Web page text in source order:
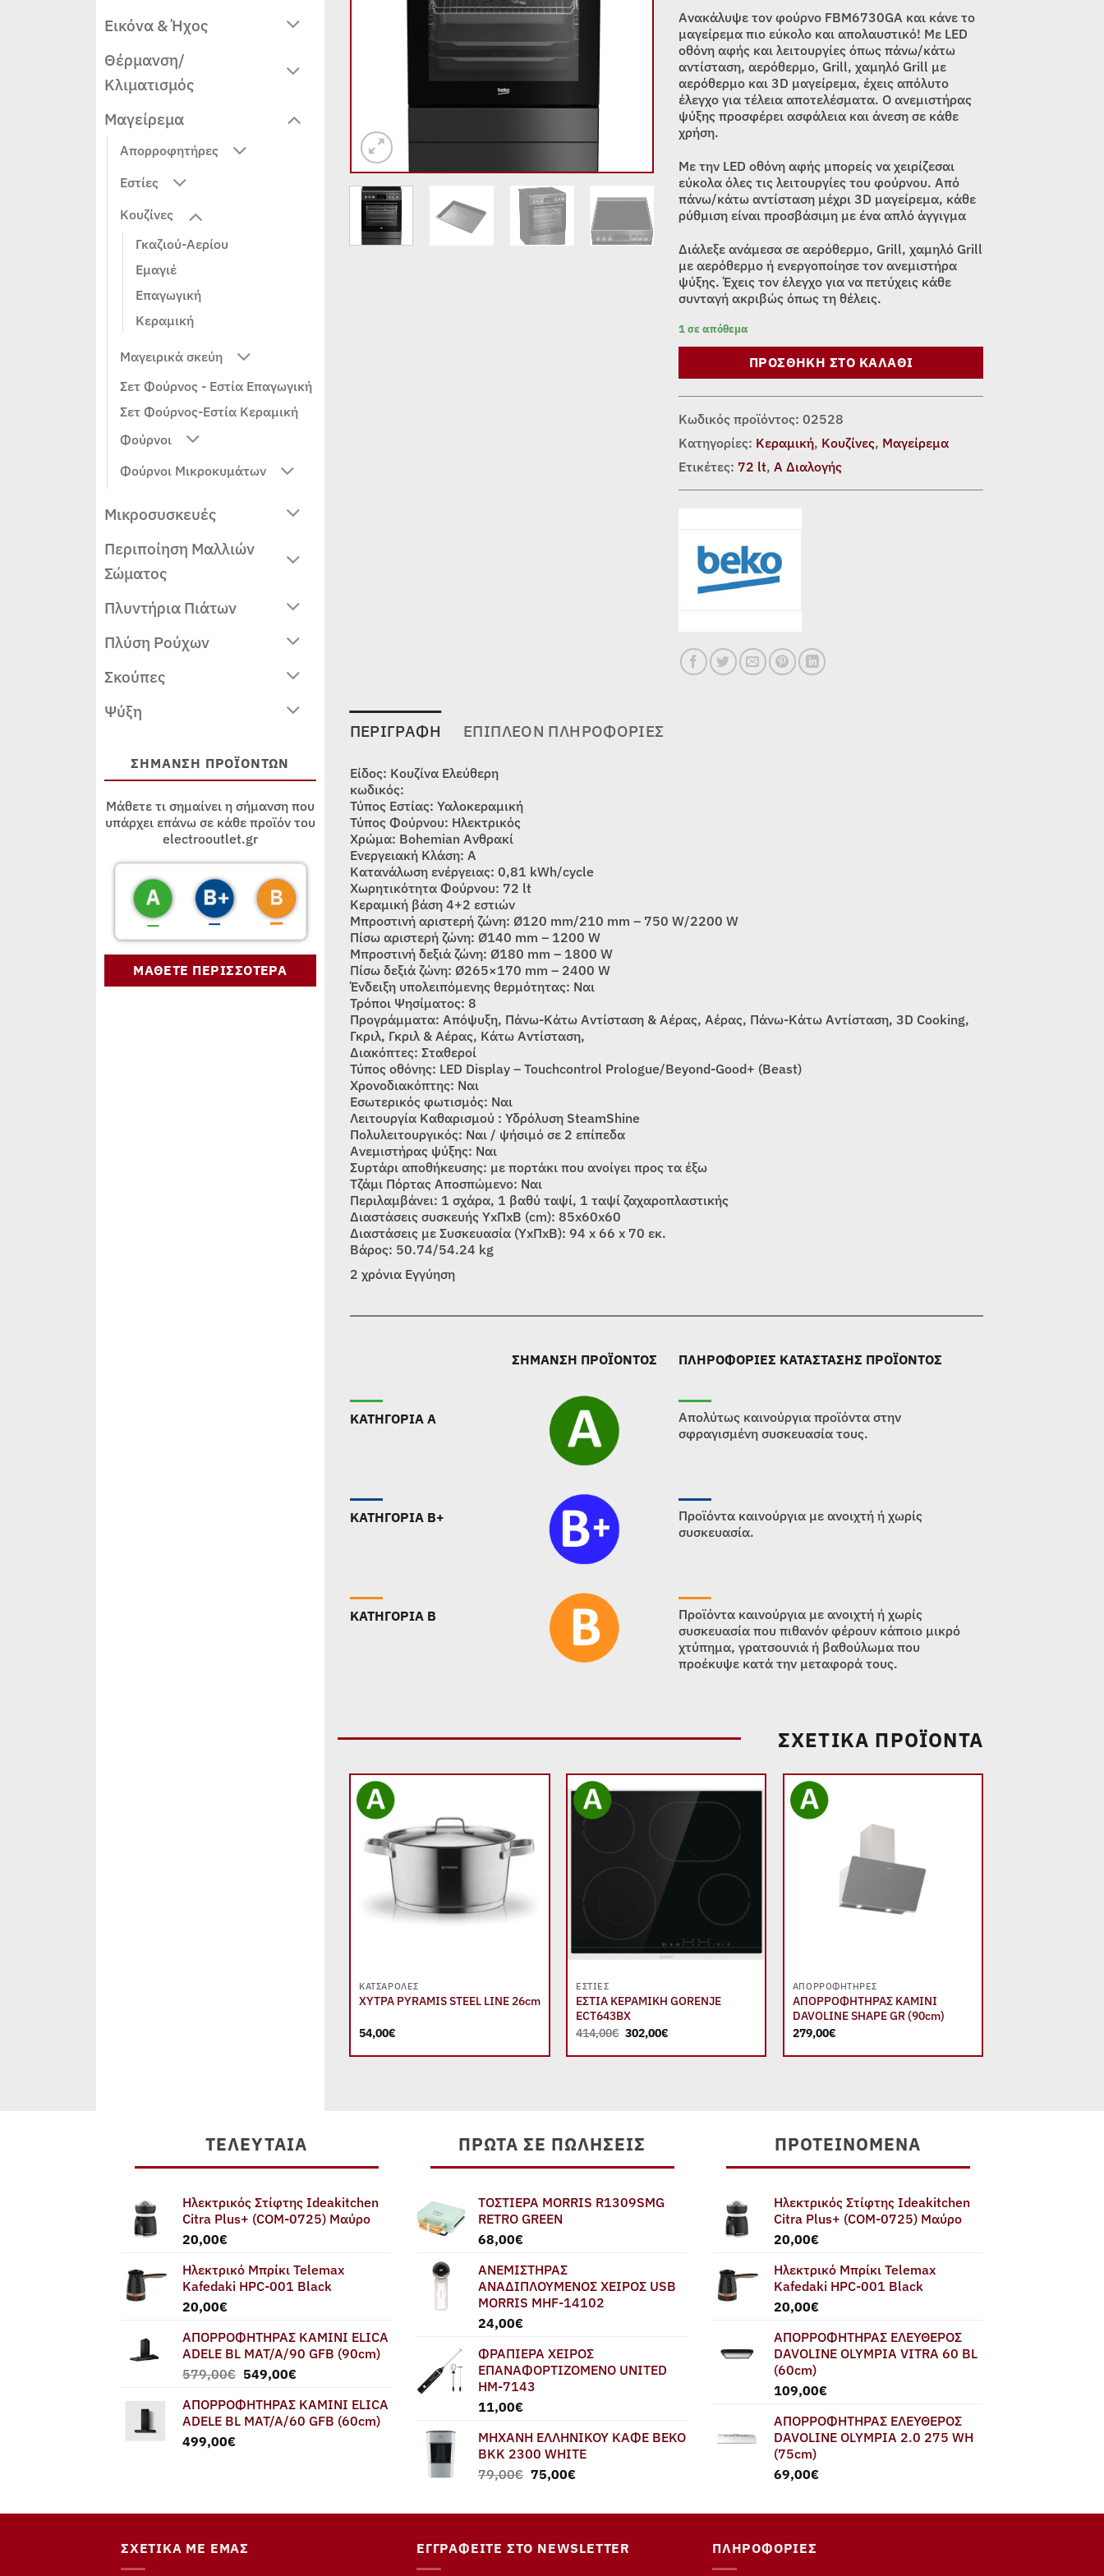
Εικόνα & Ήχος
Θέρμανση/
Κλιματισμός
Μαγείρεμα
Απορροφητήρες
Εστίες
Κουζίνες
Γκαζιού-Αερίου
Εμαγιέ
Επαγωγική
Κεραμική
Μαγειρικά σκεύη
Σετ Φούρνος - Εστία Επαγωγική
Σετ Φούρνος-Εστία Κεραμική
Φούρνοι
Φούρνοι Μικροκυμάτων
Μικροσυσκευές
Περιποίηση Μαλλιών
Σώματος
Πλυντήρια Πιάτων
Πλύση Ρούχων
Σκούπες
Ψύξη
ΣΗΜΑΝΣΗ ΠΡΟΪΟΝΤΩΝ
Μάθετε τι σημαίνει η σήμανση που
υπάρχει επάνω σε κάθε προϊόν του
electrooutlet.gr
ΜΑΘΕΤΕ ΠΕΡΙΣΣΟΤΕΡΑ
was:
589,00€.
τιμή
είναι:
549,00€.
Ανακάλυψε τον φούρνο FBM6730GA και κάνε το
μαγείρεμα πιο εύκολο και απολαυστικό! Με LED
οθόνη αφής και λειτουργίες όπως πάνω/κάτω
αντίσταση, αερόθερμο, Grill, χαμηλό Grill με
αερόθερμο και 3D μαγείρεμα, έχεις απόλυτο
έλεγχο για τέλεια αποτελέσματα. Ο ανεμιστήρας
ψύξης προσφέρει ασφάλεια και άνεση σε κάθε
χρήση.
Με την LED οθόνη αφής μπορείς να χειρίζεσαι
εύκολα όλες τις λειτουργίες του φούρνου. Από
πάνω/κάτω αντίσταση μέχρι 3D μαγείρεμα, κάθε
ρύθμιση είναι προσβάσιμη με ένα απλό άγγιγμα
Διάλεξε ανάμεσα σε αερόθερμο, Grill, χαμηλό Grill
με αερόθερμο ή ενεργοποίησε τον ανεμιστήρα
ψύξης. Έχεις τον έλεγχο για να πετύχεις κάθε
συνταγή ακριβώς όπως τη θέλεις.
1 σε απόθεμα
ΠΡΟΣΘΉΚΗ ΣΤΟ ΚΑΛΆΘΙ
Κωδικός προϊόντος:02528
Κατηγορίες: Κεραμική, Κουζίνες, Μαγείρεμα
Ετικέτες: 72 lt,Α Διαλογής
ΠΕΡΙΓΡΑΦΉ ΕΠΙΠΛΈΟΝ ΠΛΗΡΟΦΟΡΊΕΣ
Είδος: Κουζίνα Ελεύθερη
κωδικός:
Τύπος Εστίας: Υαλοκεραμική
Τύπος Φούρνου: Ηλεκτρικός
Χρώμα: Bohemian Ανθρακί
Ενεργειακή Κλάση: Α
Κατανάλωση ενέργειας: 0,81 kWh/cycle
Χωρητικότητα Φούρνου: 72 lt
Κεραμική βάση 4+2 εστιών
Μπροστινή αριστερή ζώνη: Ø120 mm/210 mm – 750 W/2200 W
Πίσω αριστερή ζώνη: Ø140 mm – 1200 W
Μπροστινή δεξιά ζώνη: Ø180 mm – 1800 W
Πίσω δεξιά ζώνη: Ø265×170 mm – 2400 W
Ένδειξη υπολειπόμενης θερμότητας: Ναι
Τρόποι Ψησίματος: 8
Προγράμματα: Απόψυξη, Πάνω-Κάτω Αντίσταση & Αέρας, Αέρας, Πάνω-Κάτω Αντίσταση, 3D Cooking,
Γκριλ, Γκριλ & Αέρας, Κάτω Αντίσταση,
Διακόπτες: Σταθεροί
Τύπος οθόνης: LED Display – Touchcontrol Prologue/Beyond-Good+ (Beast)
Χρονοδιακόπτης: Ναι
Εσωτερικός φωτισμός: Ναι
Λειτουργία Καθαρισμού : Υδρόλυση SteamShine
Πολυλειτουργικός: Ναι / ψήσιμό σε 2 επίπεδα
Ανεμιστήρας ψύξης: Ναι
Συρτάρι αποθήκευσης: με πορτάκι που ανοίγει προς τα έξω
Τζάμι Πόρτας Αποσπώμενο: Ναι
Περιλαμβάνει: 1 σχάρα, 1 βαθύ ταψί, 1 ταψί ζαχαροπλαστικής
Διαστάσεις συσκευής ΥxΠxΒ (cm): 85x60x60
Διαστάσεις με Συσκευασία (ΥxΠxΒ): 94 x 66 x 70 εκ.
Βάρος: 50.74/54.24 kg
2 χρόνια Εγγύηση
ΣΗΜΑΝΣΗ ΠΡΟΪΟΝΤΟΣ ΠΛΗΡΟΦΟΡΙΕΣ ΚΑΤΑΣΤΑΣΗΣ ΠΡΟΪΟΝΤΟΣ
ΚΑΤΗΓΟΡΙΑ Α
Απολύτως καινούργια προϊόντα στην
σφραγισμένη συσκευασία τους.
ΚΑΤΗΓΟΡΙΑ B+
Προϊόντα καινούργια με ανοιχτή ή χωρίς
συσκευασία.
ΚΑΤΗΓΟΡΙΑ B
Προϊόντα καινούργια με ανοιχτή ή χωρίς
συσκευασία που πιθανόν φέρουν κάποιο μικρό
χτύπημα, γρατσουνιά ή βαθούλωμα που
προέκυψε κατά την μεταφορά τους.
ΣΧΕΤΙΚΆ ΠΡΟΪΌΝΤΑ
wishlist
ΚΑΤΣΑΡΌΛΕΣ
ΧΥΤΡΑ PYRAMIS STEEL LINE 26cm
54,00€
Add to
wishlist
+
ΕΣΤΊΕΣ
ΕΣΤΙΑ ΚΕΡΑΜΙΚΗ GORENJE
ECT643BΧ
414,00€ Original
price
was:
302,00€Η
τιμή
ΑΠΟΡΡΟΦΗΤΉΡΕΣ
ΑΠΟΡΡΟΦΗΤΗΡΑΣ ΚΑΜΙΝΙ
DAVOLINE SHAPE GR (90cm)
279,00€
ΤΕΛΕΥΤΑΊΑ
Ηλεκτρικός Στίφτης Ideakitchen
Citra Plus+ (COM-0725) Μαύρο
20,00€
Ηλεκτρικό Μπρίκι Telemax
Kafedaki HPC-001 Black
20,00€
ΑΠΟΡΡΟΦΗΤΗΡΑΣ ΚΑΜΙΝΙ ELICA
ADELE BL MAT/A/90 GFB (90cm)
579,00€ Original
was:
579,00€.
549,00€Η
τιμή
είναι:
ΑΠΟΡΡΟΦΗΤΗΡΑΣ ΚΑΜΙΝΙ ELICA
ADELE BL MAT/A/60 GFB (60cm)
499,00€
ΠΡΏΤΑ ΣΕ ΠΩΛΉΣΕΙΣ
ΤΟΣΤΙΕΡΑ MORRIS R1309SMG
RETRO GREEN
68,00€
ΑΝΕΜΙΣΤΗΡΑΣ
ΑΝΑΔΙΠΛΟΥΜΕΝΟΣ ΧΕΙΡΟΣ USB
MORRIS MHF-14102
24,00€
ΦΡΑΠΙΕΡΑ ΧΕΙΡΟΣ
ΕΠΑΝΑΦΟΡΤΙΖΟΜΕΝΟ UNITED
HM-7143
11,00€
ΜΗΧΑΝΗ ΕΛΛΗΝΙΚΟΥ ΚΑΦΕ BEKO
BKK 2300 WHITE
79,00€ Original
75,00€Η
75,00€.
ΠΡΟΤΕΙΝΌΜΕΝΑ
Ηλεκτρικός Στίφτης Ideakitchen
Citra Plus+ (COM-0725) Μαύρο
20,00€
Ηλεκτρικό Μπρίκι Telemax
Kafedaki HPC-001 Black
20,00€
ΑΠΟΡΡΟΦΗΤΗΡΑΣ ΕΛΕΥΘΕΡΟΣ
DAVOLINE OLYMPIA VITRA 60 BL
(60cm)
109,00€
ΑΠΟΡΡΟΦΗΤΗΡΑΣ ΕΛΕΥΘΕΡΟΣ
DAVOLINE OLYMPIA 2.0 275 WH
(75cm)
69,00€
ΣΧΕΤΙΚΆ ΜΕ ΕΜΆΣ ΕΓΓΡΑΦΕΊΤΕ ΣΤΟ NEWSLETTER ΠΛΗΡΟΦΟΡΊΕΣ